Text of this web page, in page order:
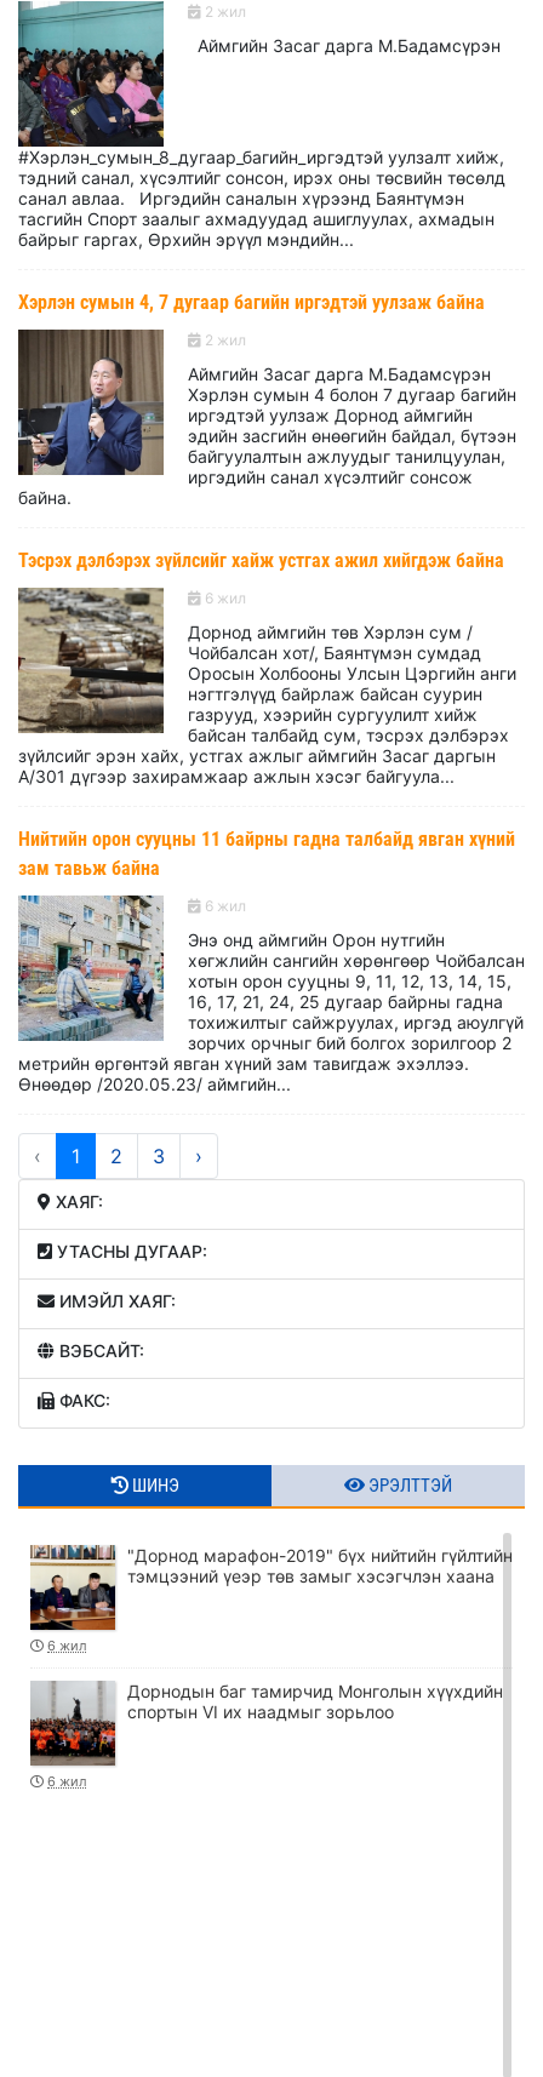
2 жил
Аймгийн Засаг дарга М.Бадамсүрэн
#Хэрлэн_сумын_8_дугаар_багийн_иргэдтэй уулзалт хийж,
тэдний санал, хүсэлтийг сонсон, ирэх оны төсвийн төсөлд
санал авлаа. Иргэдийн саналын хүрээнд Баянтүмэн
тасгийн Спорт заалыг ахмадуудад ашиглуулах, ахмадын
байрыг гаргах, Өрхийн эрүүл мэндийн...
Хэрлэн сумын 4, 7 дугаар багийн иргэдтэй уулзаж байна
2 жил
Аймгийн Засаг дарга М.Бадамсүрэн
Хэрлэн сумын 4 болон 7 дугаар багийн
иргэдтэй уулзаж Дорнод аймгийн
эдийн засгийн өнөөгийн байдал, бүтээн
байгуулалтын ажлуудыг танилцуулан,
иргэдийн санал хүсэлтийг сонсож
байна.
Тэсрэх дэлбэрэх зүйлсийг хайж устгах ажил хийгдэж байна
6 жил
Дорнод аймгийн төв Хэрлэн сум /
Чойбалсан хот/, Баянтүмэн сумдад
Оросын Холбооны Улсын Цэргийн анги
нэгтгэлүүд байрлаж байсан суурин
газрууд, хээрийн сургуулилт хийж
байсан талбайд сум, тэсрэх дэлбэрэх
зүйлсийг эрэн хайх, устгах ажлыг аймгийн Засаг даргын
А/301 дүгээр захирамжаар ажлын хэсэг байгуула...
Нийтийн орон сууцны 11 байрны гадна талбайд явган хүний
зам тавьж байна
6 жил
Энэ онд аймгийн Орон нутгийн
хөгжлийн сангийн хөрөнгөөр Чойбалсан
хотын орон сууцны 9, 11, 12, 13, 14, 15,
16, 17, 21, 24, 25 дугаар байрны гадна
тохижилтыг сайжруулах, иргэд аюулгүй
зорчих орчныг бий болгох зорилгоор 2
метрийн өргөнтэй явган хүний зам тавигдаж эхэллээ.
Ѳнѳѳдѳр /2020.05.23/ аймгийн...
‹ 1 2 3 ›
ХАЯГ:
УТАСНЫ ДУГААР:
ИМЭЙЛ ХАЯГ:
ВЭБСАЙТ:
ФАКС:
ШИНЭ ЭРЭЛТТЭЙ
"Дорнод марафон-2019" бүх нийтийн гүйлтийн
тэмцээний үеэр төв замыг хэсэгчлэн хаана
6 жил
Дорнодын баг тамирчид Монголын хүүхдийн
спортын VI их наадмыг зорьлоо
6 жил